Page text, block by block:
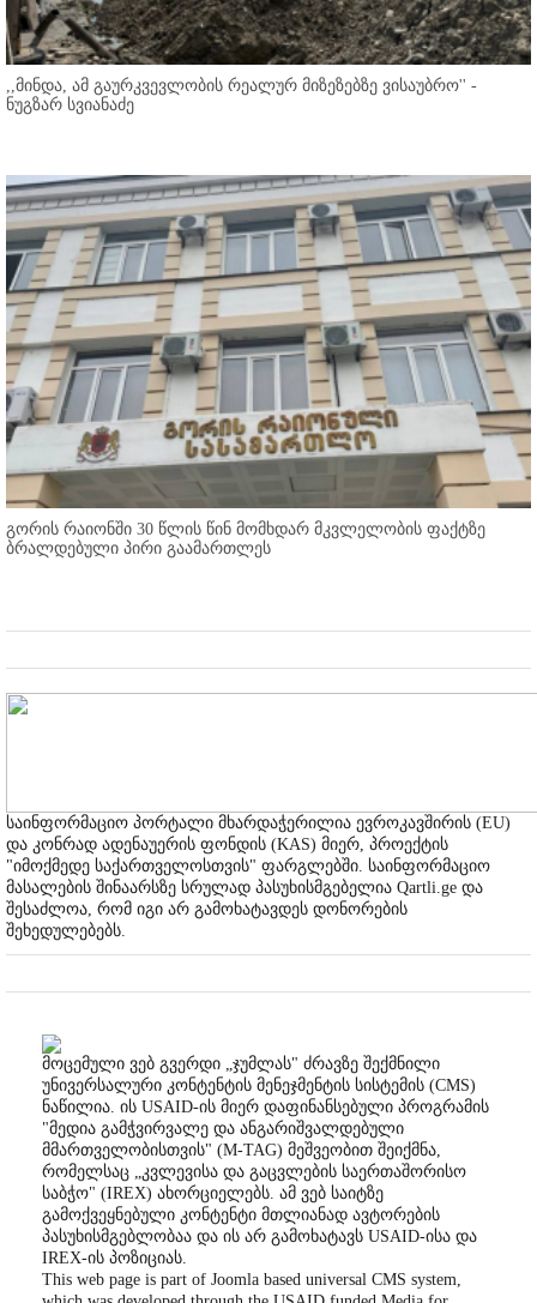
,,მინდა, ამ გაურკვევლობის რეალურ მიზეზებზე ვისაუბრო'' -
ნუგზარ სვიანაძე
გორის რაიონში 30 წლის წინ მომხდარ მკვლელობის ფაქტზე
ბრალდებული პირი გაამართლეს
საინფორმაციო პორტალი მხარდაჭერილია ევროკავშირის (EU)
და კონრად ადენაუერის ფონდის (KAS) მიერ, პროექტის
"იმოქმედე საქართველოსთვის" ფარგლებში. საინფორმაციო
მასალების შინაარსზე სრულად პასუხისმგებელია Qartli.ge და
შესაძლოა, რომ იგი არ გამოხატავდეს დონორების
შეხედულებებს.
მოცემული ვებ გვერდი „ჯუმლას" ძრავზე შექმნილი
უნივერსალური კონტენტის მენეჯმენტის სისტემის (CMS)
ნაწილია. ის USAID-ის მიერ დაფინანსებული პროგრამის
"მედია გამჭვირვალე და ანგარიშვალდებული
მმართველობისთვის" (M-TAG) მეშვეობით შეიქმნა,
რომელსაც „კვლევისა და გაცვლების საერთაშორისო
საბჭო" (IREX) ახორციელებს. ამ ვებ საიტზე
გამოქვეყნებული კონტენტი მთლიანად ავტორების
პასუხისმგებლობაა და ის არ გამოხატავს USAID-ისა და
IREX-ის პოზიციას.
This web page is part of Joomla based universal CMS system,